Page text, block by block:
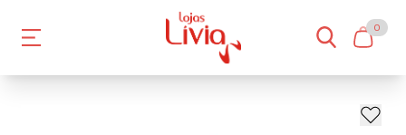
0